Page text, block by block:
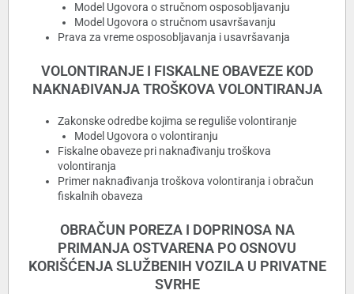
Model Ugovora o stručnom osposobljavanju
Model Ugovora o stručnom usavršavanju
Prava za vreme osposobljavanja i usavršavanja
VOLONTIRANJE I FISKALNE OBAVEZE KOD
NAKNAĐIVANJA TROŠKOVA VOLONTIRANJA
Zakonske odredbe kojima se reguliše volontiranje
Model Ugovora o volontiranju
Fiskalne obaveze pri naknađivanju troškova
volontiranja
Primer naknađivanja troškova volontiranja i obračun
fiskalnih obaveza
OBRAČUN POREZA I DOPRINOSA NA
PRIMANJA OSTVARENA PO OSNOVU
KORIŠĆENJA SLUŽBENIH VOZILA U PRIVATNE
SVRHE